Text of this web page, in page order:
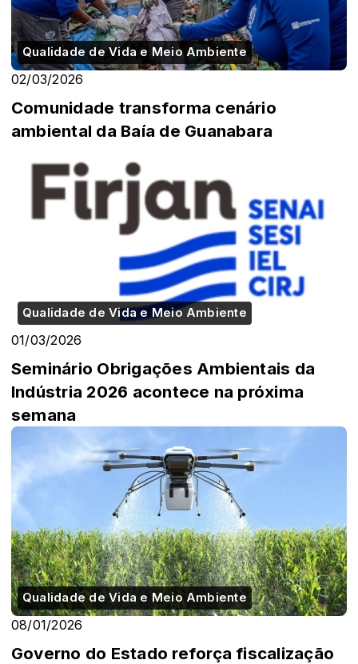
Qualidade de Vida e Meio Ambiente
02/03/2026
Comunidade transforma cenário
ambiental da Baía de Guanabara
Qualidade de Vida e Meio Ambiente
01/03/2026
Seminário Obrigações Ambientais da
Indústria 2026 acontece na próxima
semana
Qualidade de Vida e Meio Ambiente
08/01/2026
Governo do Estado reforça fiscalização